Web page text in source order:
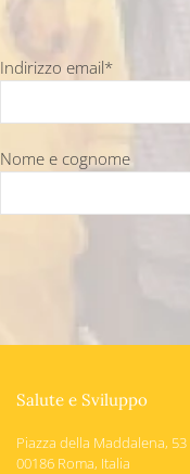
Indirizzo email*
Nome e cognome
Salute e Sviluppo
Piazza della Maddalena, 53
00186 Roma, Italia